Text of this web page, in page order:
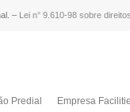
– Lei n° 9.610-98 sobre
Predial Empresa